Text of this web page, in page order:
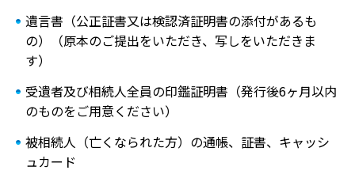
遺言書（公正証書又は検認済証明書の添付があるも
の）（原本のご提出をいただき、写しをいただきま
す）
受遺者及び相続人全員の印鑑証明書（発行後6ヶ月以内
のものをご用意ください）
被相続人（亡くなられた方）の通帳、証書、キャッシ
ュカード